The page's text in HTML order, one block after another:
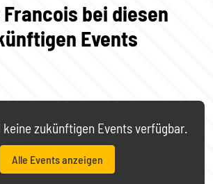
bei diesen
Events
keine zukünftigen Events verfügbar.
Alle Events anzeigen